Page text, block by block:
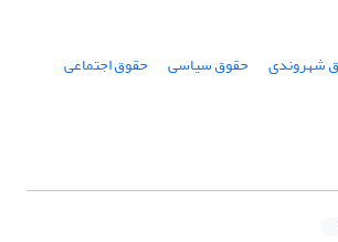
شهروندی حقوق سیاسی حقوق اجتماعی